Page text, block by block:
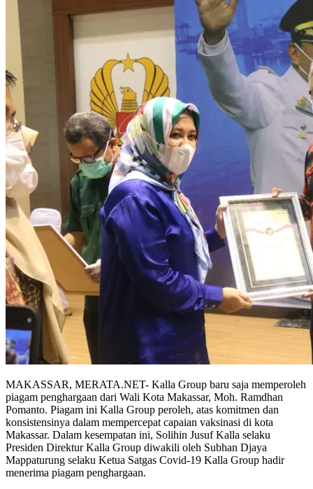
MAKASSAR, MERATA.NET- Kalla Group baru saja memperoleh
piagam penghargaan dari Wali Kota Makassar, Moh. Ramdhan
Pomanto. Piagam ini Kalla Group peroleh, atas komitmen dan
konsistensinya dalam mempercepat capaian vaksinasi di kota
Makassar. Dalam kesempatan ini, Solihin Jusuf Kalla selaku
Presiden Direktur Kalla Group diwakili oleh Subhan Djaya
Mappaturung selaku Ketua Satgas Covid-19 Kalla Group hadir
menerima piagam penghargaan.